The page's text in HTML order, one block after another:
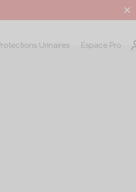
Urinaires Espace Pro
.